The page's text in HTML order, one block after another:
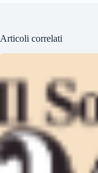
Articoli correlati